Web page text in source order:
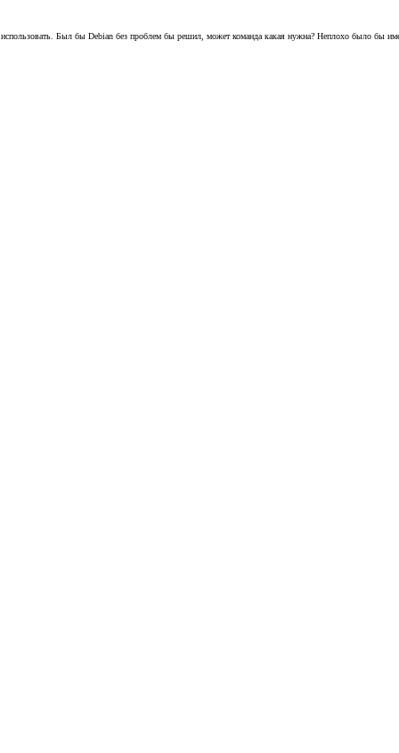
Был бы Debian без проблем бы решил, может команда какая нужна? Неплохо было бы